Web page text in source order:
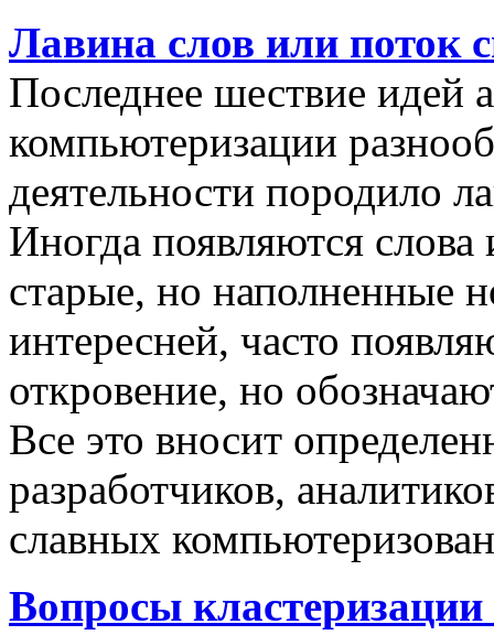
Лавина слов или поток
Последнее шествие идей
компьютеризации
деятельности породило
Иногда появляются
старые, но наполненные
интересней, часто
откровение, но
Все это вносит
разработчиков,
славных
Вопросы кластеризации